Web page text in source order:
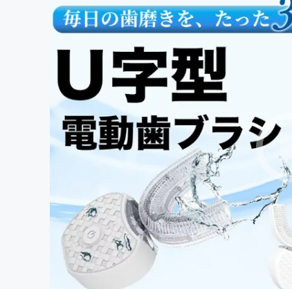
アート・写真
テクノロジー・ガジェット
映像・映画
ビジネス・起業
まちづくり・地域活性化